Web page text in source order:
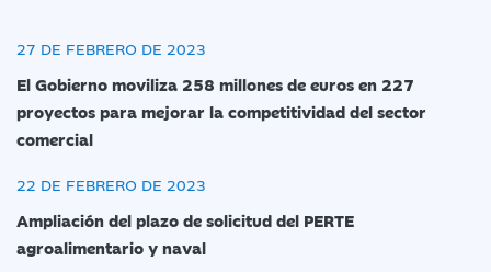
27 DE FEBRERO DE 2023
El Gobierno moviliza 258 millones de euros en 227
proyectos para mejorar la competitividad del sector
comercial
22 DE FEBRERO DE 2023
Ampliación del plazo de solicitud del PERTE
agroalimentario y naval